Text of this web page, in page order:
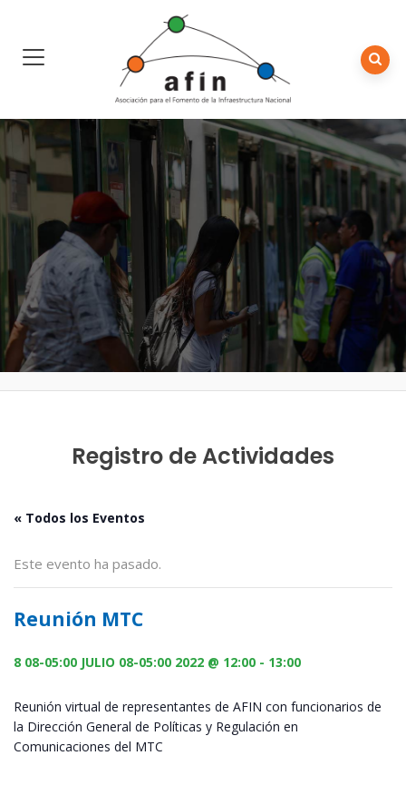
Registro de Actividades
« Todos los Eventos
Este evento ha pasado.
Reunión MTC
8 08-05:00 JULIO 08-05:00 2022 @ 12:00 - 13:00
Reunión virtual de representantes de AFIN con funcionarios de
la Dirección General de Políticas y Regulación en
Comunicaciones del MTC